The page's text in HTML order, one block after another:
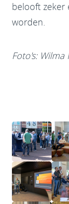
belooft zeker
worden.
Foto's: